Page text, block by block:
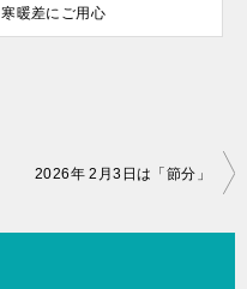
寒暖差にご用心
2026年 2月3日は「節分」